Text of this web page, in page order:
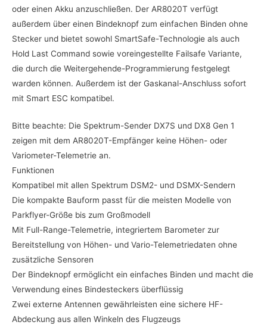
oder einen Akku anzuschließen. Der AR8020T verfügt
außerdem über einen Bindeknopf zum einfachen Binden ohne
Stecker und bietet sowohl SmartSafe-Technologie als auch
Hold Last Command sowie voreingestellte Failsafe Variante,
die durch die Weitergehende-Programmierung festgelegt
warden können. Außerdem ist der Gaskanal-Anschluss sofort
mit Smart ESC kompatibel.
Bitte beachte: Die Spektrum-Sender DX7S und DX8 Gen 1
zeigen mit dem AR8020T-Empfänger keine Höhen- oder
Variometer-Telemetrie an.
Funktionen
Kompatibel mit allen Spektrum DSM2- und DSMX-Sendern
Die kompakte Bauform passt für die meisten Modelle von
Parkflyer-Größe bis zum Großmodell
Mit Full-Range-Telemetrie, integriertem Barometer zur
Bereitstellung von Höhen- und Vario-Telemetriedaten ohne
zusätzliche Sensoren
Der Bindeknopf ermöglicht ein einfaches Binden und macht die
Verwendung eines Bindesteckers überflüssig
Zwei externe Antennen gewährleisten eine sichere HF-
Abdeckung aus allen Winkeln des Flugzeugs